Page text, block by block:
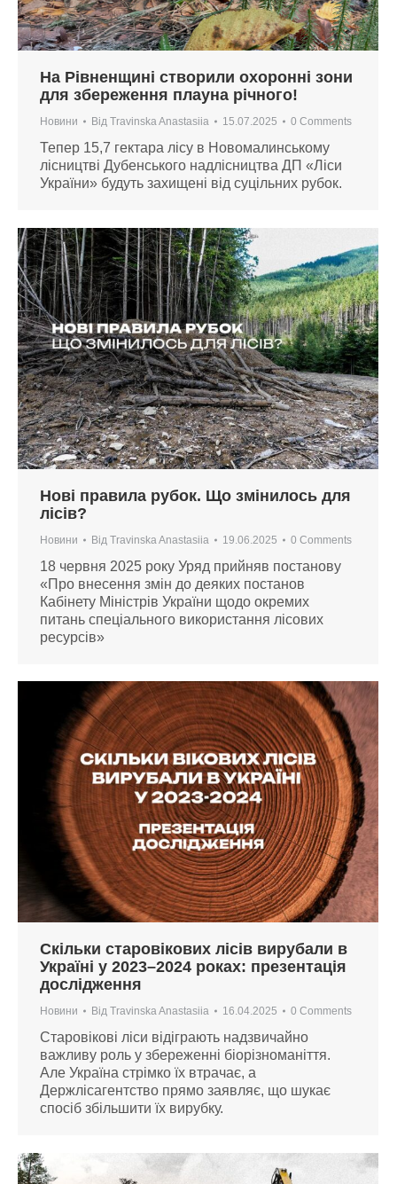
На Рівненщині створили охоронні зони
для збереження плауна річного!
Новини Від Travinska Anastasiia 15.07.2025 0 Comments
Тепер 15,7 гектара лісу в Новомалинському
лісництві Дубенського надлісництва ДП «Ліси
України» будуть захищені від суцільних рубок.
Нові правила рубок. Що змінилось для
лісів?
Новини Від Travinska Anastasiia 19.06.2025 0 Comments
18 червня 2025 року Уряд прийняв постанову
«Про внесення змін до деяких постанов
Кабінету Міністрів України щодо окремих
питань спеціального використання лісових
ресурсів»
Скільки старовікових лісів вирубали в
Україні у 2023–2024 роках: презентація
дослідження
Новини Від Travinska Anastasiia 16.04.2025 0 Comments
Старовікові ліси відіграють надзвичайно
важливу роль у збереженні біорізноманіття.
Але Україна стрімко їх втрачає, а
Держлісагентство прямо заявляє, що шукає
спосіб збільшити їх вирубку.